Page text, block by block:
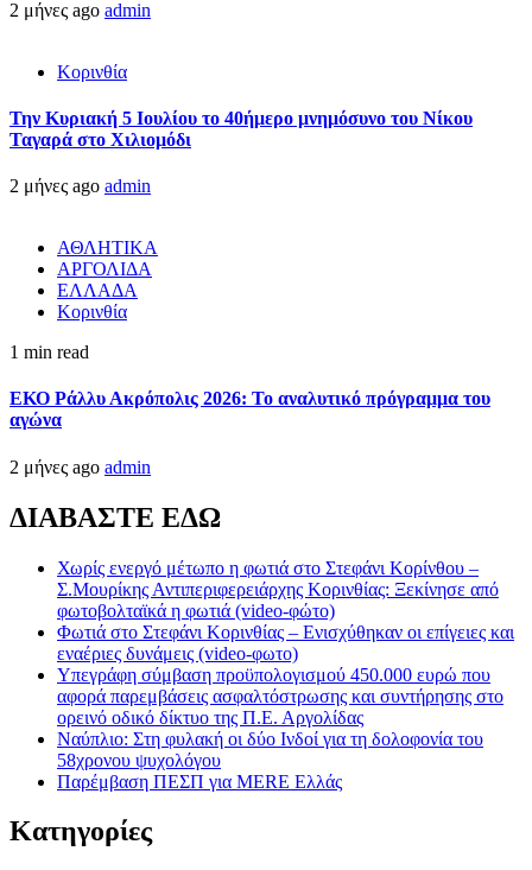
2 μήνες ago admin
Κορινθία
Την Κυριακή 5 Ιουλίου το 40ήμερο μνημόσυνο του Νίκου
Ταγαρά στο Χιλιομόδι
2 μήνες ago admin
ΑΘΛΗΤΙΚΑ
ΑΡΓΟΛΙΔΑ
ΕΛΛΑΔΑ
Κορινθία
1 min read
ΕΚΟ Ράλλυ Ακρόπολις 2026: Το αναλυτικό πρόγραμμα του
αγώνα
2 μήνες ago admin
ΔΙΑΒΑΣΤΕ ΕΔΩ
Χωρίς ενεργό μέτωπο η φωτιά στο Στεφάνι Κορίνθου –
Σ.Μουρίκης Αντιπεριφερειάρχης Κορινθίας: Ξεκίνησε από
φωτοβολταϊκά η φωτιά (video-φώτο)
Φωτιά στο Στεφάνι Κορινθίας – Ενισχύθηκαν οι επίγειες και
εναέριες δυνάμεις (video-φωτο)
Υπεγράφη σύμβαση προϋπολογισμού 450.000 ευρώ που
αφορά παρεμβάσεις ασφαλτόστρωσης και συντήρησης στο
ορεινό οδικό δίκτυο της Π.Ε. Αργολίδας
Ναύπλιο: Στη φυλακή οι δύο Ινδοί για τη δολοφονία του
58χρονου ψυχολόγου
Παρέμβαση ΠΕΣΠ για MERE Ελλάς
Kατηγορίες